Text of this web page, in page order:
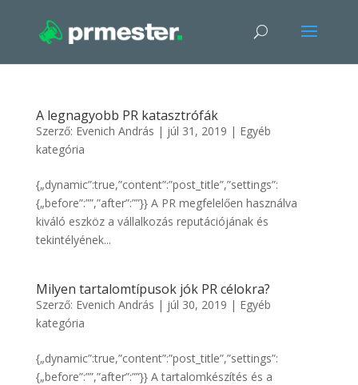
A legnagyobb PR katasztrófák
Szerző: Evenich András | júl 31, 2019 | Egyéb
kategória
{„dynamic”:true,”content”:”post_title”,”settings”:
{„before”:””,”after”:””}} A PR megfelelően használva
kiváló eszköz a vállalkozás reputációjának és
tekintélyének...
Milyen tartalomtípusok jók PR célokra?
Szerző: Evenich András | júl 30, 2019 | Egyéb
kategória
{„dynamic”:true,”content”:”post_title”,”settings”:
{„before”:””,”after”:””}} A tartalomkészítés és a